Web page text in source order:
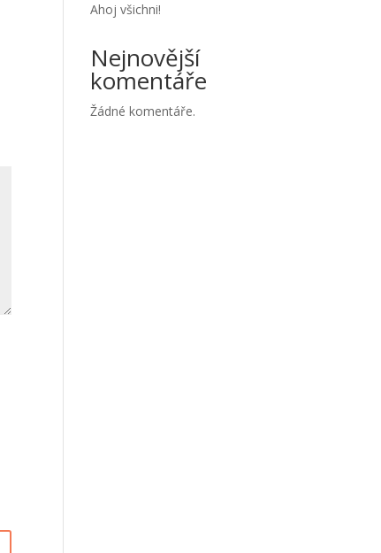
Ahoj všichni!
Nejnovější
komentáře
Žádné komentáře.